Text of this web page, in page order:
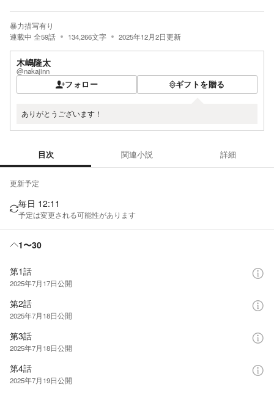
暴力描写有り
連載中 全59話 134,266文字 2025年12月2日更新
木嶋隆太
@nakajinn
フォロー ギフトを贈る
ありがとうございます！
目次 関連小説 詳細
更新予定
毎日 12:11
予定は変更される可能性があります
1〜30
第1話
2025年7月17日公開
第2話
2025年7月18日公開
第3話
2025年7月18日公開
第4話
2025年7月19日公開